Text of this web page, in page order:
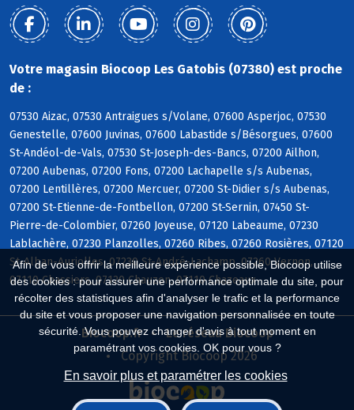
Afin de vous offrir la meilleure expérience possible, Biocoop utilise
des cookies : pour assurer une performance optimale du site, pour
récolter des statistiques afin d'analyser le trafic et la performance
du site et vous proposer une navigation personnalisée en toute
sécurité. Vous pouvez changer d'avis à tout moment en
paramétrant vos cookies. OK pour vous ?
En savoir plus et paramétrer les cookies
Votre magasin Biocoop Les Gatobis (07380) est proche
de :
07530 Aizac, 07530 Antraigues s/Volane, 07600 Asperjoc, 07530
Genestelle, 07600 Juvinas, 07600 Labastide s/Bésorgues, 07600
St-Andéol-de-Vals, 07530 St-Joseph-des-Bancs, 07200 Ailhon,
07200 Aubenas, 07200 Fons, 07200 Lachapelle s/s Aubenas,
07200 Lentillères, 07200 Mercuer, 07200 St-Didier s/s Aubenas,
07200 St-Etienne-de-Fontbellon, 07200 St-Sernin, 07450 St-
Pierre-de-Colombier, 07260 Joyeuse, 07120 Labeaume, 07230
Lablachère, 07230 Planzolles, 07260 Ribes, 07260 Rosières, 07120
St-Alban-Auriolles, 07230 St-André-Lachamp, 07260 Vernon,
07110 Chassiers, 07120 Chauzon, 07110 Chazeaux
Biocoop.fr
Le réseau Biocoop
Copyright Biocoop 2026